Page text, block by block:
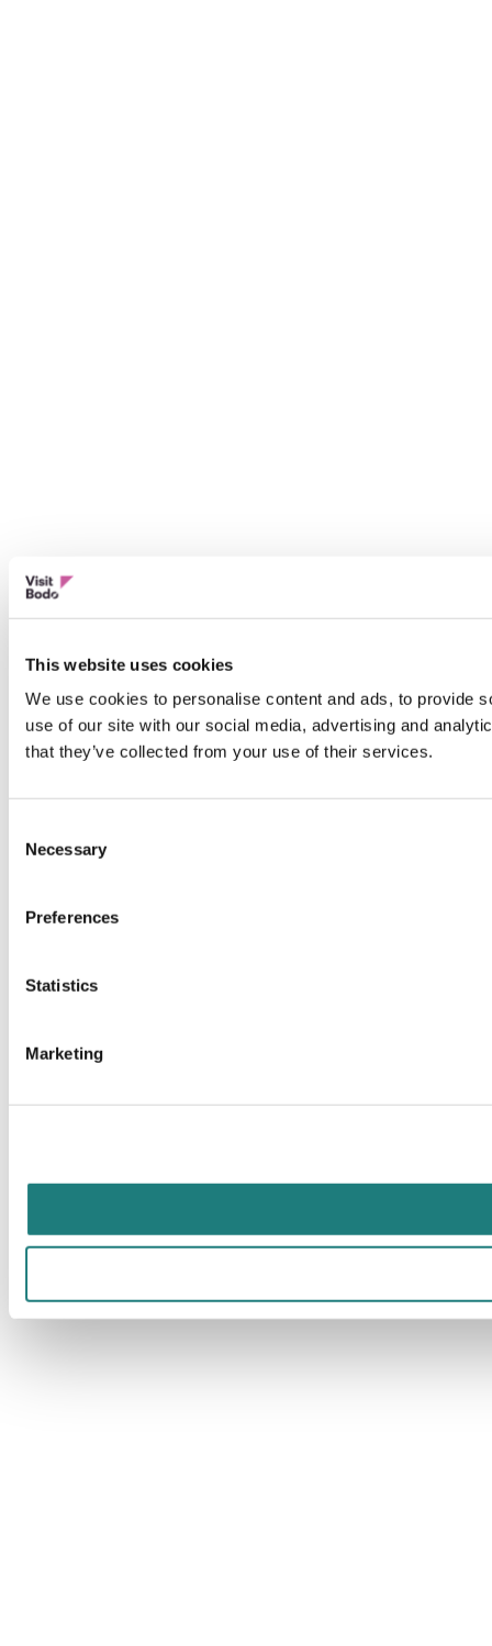
This website uses cookies
We use cookies to personalise content and ads, to provide
use of our site with our social media, advertising and
that they’ve collected from your use of their services.
Selection
Necessary
Preferences
Statistics
Marketing